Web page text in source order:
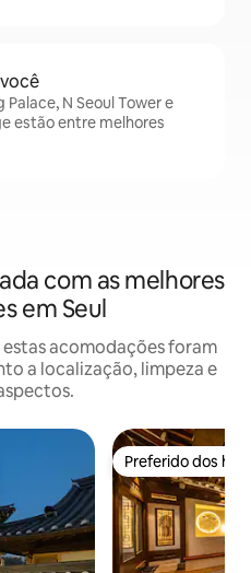
N Seoul Tower e
estão entre melhores
com as melhores
em Seul
acomodações foram
a localização, limpeza e
hóspedes Preferido dos
Preferido dos